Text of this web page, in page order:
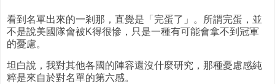
看到名單出來的一剎那，直覺是「完蛋了」。所謂完蛋，並
不是說美國隊會被K得很慘，只是一種有可能會拿不到冠軍
的憂慮。
坦白說，我對其他各國的陣容還沒什麼研究，那種憂慮感純
粹是來自於對名單的第六感。